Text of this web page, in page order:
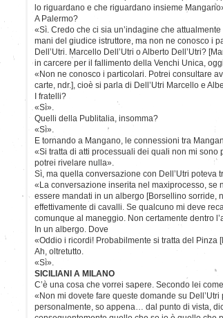
lo riguardano e che riguardano insieme
A Palermo?
«Sì. Credo che ci sia un’indagine che
mani del giudice istruttore, ma non ne conosco i
Dell’Utri. Marcello Dell’Utri o Alberto Dell’Utri?
in carcere per il fallimento della Venchi Unica,
«Non ne conosco i particolari. Potrei consultare
carte, ndr.], cioè si parla di Dell’Utri Marcello e
I fratelli?
«Sì».
Quelli della Publitalia, insomma?
«Sì».
E tornando a Mangano, le connessioni tra
«Si tratta di atti processuali dei quali non mi
potrei rivelare nulla».
Sì, ma quella conversazione con Dell’Utri poteva
«La conversazione inserita nel maxiprocesso,
essere mandati in un albergo [Borsellino sorride,
effettivamente di cavalli. Se qualcuno mi deve
comunque al maneggio. Non certamente dentro
In un albergo. Dove
«Oddio i ricordi! Probabilmente si tratta del Pinza
Ah, oltretutto.
«Sì».
SICILIANI A MILANO
C’è una cosa che vorrei sapere. Secondo lei
«Non mi dovete fare queste domande su
personalmente, so appena… dal punto di vista,